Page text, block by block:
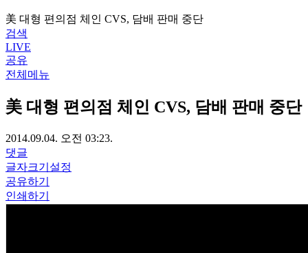
美 대형 편의점 체인 CVS, 담배 판매 중단
검색
LIVE
공유
전체메뉴
美 대형 편의점 체인 CVS, 담배 판매 중단
2014.09.04. 오전 03:23.
댓글
글자크기설정
공유하기
인쇄하기